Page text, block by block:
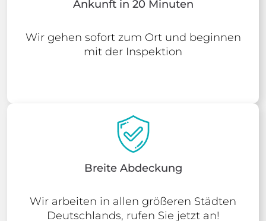
Ankunft in 20 Minuten
Wir gehen sofort zum Ort und beginnen
mit der Inspektion
Breite Abdeckung
Wir arbeiten in allen größeren Städten
Deutschlands, rufen Sie jetzt an!